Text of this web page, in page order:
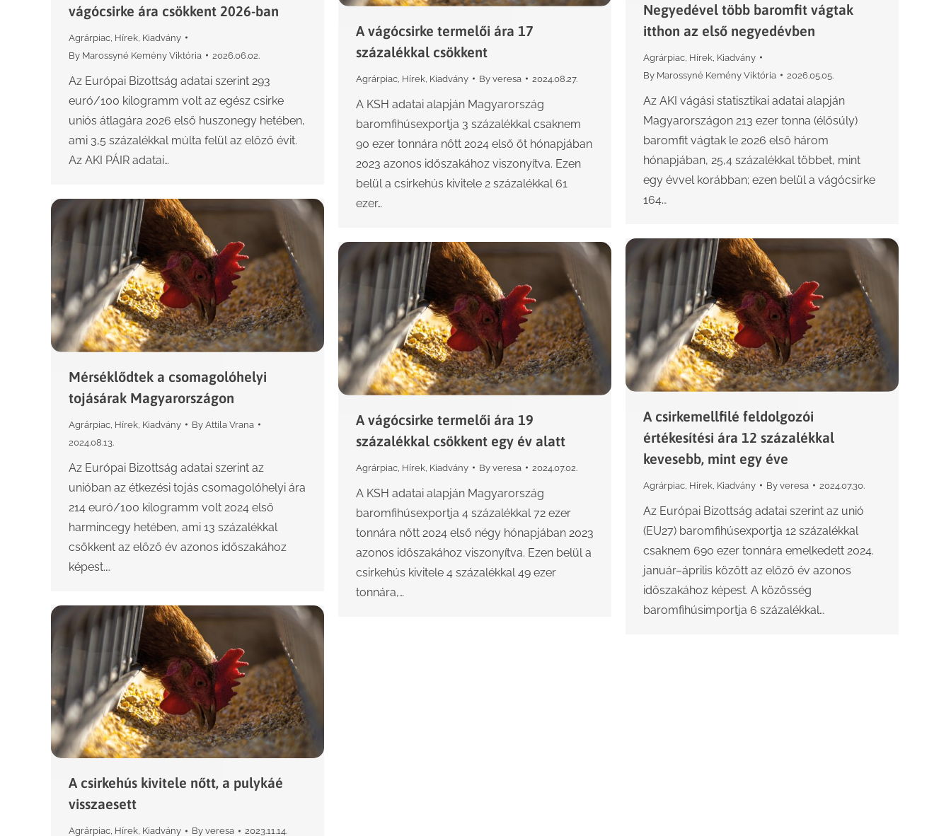
vágócsirke ára csökkent 2026-ban
Agrárpiac Hírek Kiadvány
By Marossyné Kemény Viktória 2026.06.02.
Az Európai Bizottság adatai szerint 293
euró/100 kilogramm volt az egész csirke
uniós átlagára 2026 első huszonegy hetében,
ami 3,5 százalékkal múlta felül az előző évit.
Az AKI PÁIR adatai…
Negyedével több baromfit vágtak
itthon az első negyedévben
Agrárpiac Hírek Kiadvány
By Marossyné Kemény Viktória 2026.05.05.
Az AKI vágási statisztikai adatai alapján
Magyarországon 213 ezer tonna (élősúly)
baromfit vágtak le 2026 első három
hónapjában, 25,4 százalékkal többet, mint
egy évvel korábban; ezen belül a vágócsirke
164…
A vágócsirke termelői ára 17
százalékkal csökkent
Agrárpiac Hírek Kiadvány By veresa 2024.08.27.
A KSH adatai alapján Magyarország
baromfihúsexportja 3 százalékkal csaknem
90 ezer tonnára nőtt 2024 első öt hónapjában
2023 azonos időszakához viszonyítva. Ezen
belül a csirkehús kivitele 2 százalékkal 61
ezer…
Mérséklődtek a csomagolóhelyi
tojásárak Magyarországon
Agrárpiac Hírek Kiadvány By Attila Vrana
2024.08.13.
Az Európai Bizottság adatai szerint az
unióban az étkezési tojás csomagolóhelyi ára
214 euró/100 kilogramm volt 2024 első
harmincegy hetében, ami 13 százalékkal
csökkent az előző év azonos időszakához
képest.…
A csirkemellfilé feldolgozói
értékesítési ára 12 százalékkal
kevesebb, mint egy éve
Agrárpiac Hírek Kiadvány By veresa 2024.07.30.
Az Európai Bizottság adatai szerint az unió
(EU27) baromfihúsexportja 12 százalékkal
csaknem 690 ezer tonnára emelkedett 2024.
január–április között az előző év azonos
időszakához képest. A közösség
baromfihúsimportja 6 százalékkal…
A vágócsirke termelői ára 19
százalékkal csökkent egy év alatt
Agrárpiac Hírek Kiadvány By veresa 2024.07.02.
A KSH adatai alapján Magyarország
baromfihúsexportja 4 százalékkal 72 ezer
tonnára nőtt 2024 első négy hónapjában 2023
azonos időszakához viszonyítva. Ezen belül a
csirkehús kivitele 4 százalékkal 49 ezer
tonnára,…
A csirkehús kivitele nőtt, a pulykáé
visszaesett
Agrárpiac, Hírek, Kiadvány By veresa 2023.11.14.